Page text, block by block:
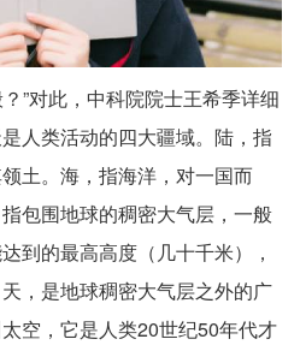
”对此，中科院院士王希季详细
人类活动的四大疆域。陆，指
土。海，指海洋，对一国而
包围地球的稠密大气层，一般
到的最高高度（几十千米），
，是地球稠密大气层之外的广
空，它是人类20世纪50年代才